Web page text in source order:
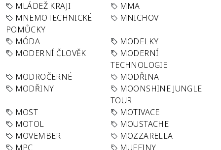
MLÁDEŽ KRAJI
MMA
MNEMOTECHNICKÉ
POMŮCKY
MNICHOV
MÓDA
MODELKY
MODERNÍ ČLOVĚK
MODERNÍ
TECHNOLOGIE
MODROČERNÉ
MODŘINA
MODŘINY
MOONSHINE JUNGLE
TOUR
MOST
MOTIVACE
MOTOL
MOUSTACHE
MOVEMBER
MOZZARELLA
MPC
MUFFINY